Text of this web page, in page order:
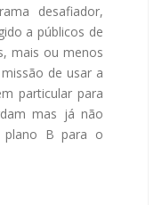
desafiador,
a públicos de
mais ou menos
de usar a
particular para
mas já não
B para o